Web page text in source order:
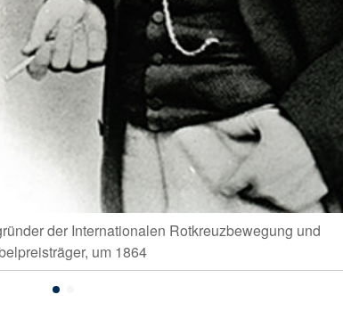
der Internationalen Rotkreuzbewegung und
um 1864